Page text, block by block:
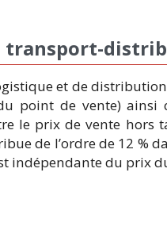
transport-
et de
point de vente)
le prix de vente
de l’ordre de 12 %
indépendante du prix